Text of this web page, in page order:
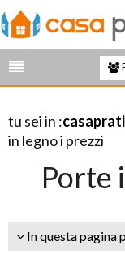
tu sei in :
in legno i prezzi
Porte
In questa pagina